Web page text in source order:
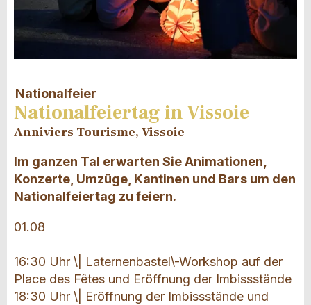
Nationalfeier
Nationalfeiertag in Vissoie
Anniviers Tourisme, Vissoie
Im ganzen Tal erwarten Sie Animationen,
Konzerte, Umzüge, Kantinen und Bars um den
Nationalfeiertag zu feiern.
01.08
16:30 Uhr \| Laternenbastel\-Workshop auf der
Place des Fêtes und Eröffnung der Imbissstände
18:30 Uhr \| Eröffnung der Imbissstände und